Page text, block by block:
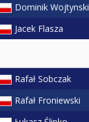
Dominik Wojtynski
Jacek Flasza
Rafał Sobczak
Rafał Froniewski